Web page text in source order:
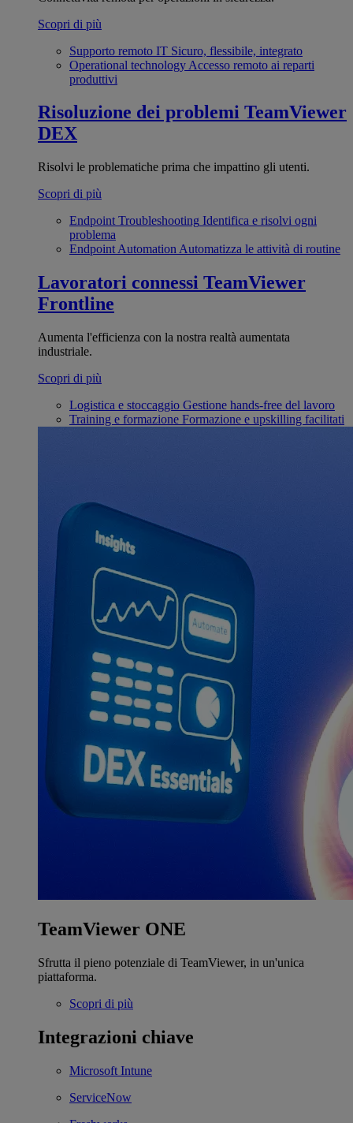
Scopri di più
Supporto remoto IT Sicuro, flessibile, integrato
Operational technology Accesso remoto ai reparti
produttivi
Risoluzione dei problemi TeamViewer
DEX
Risolvi le problematiche prima che impattino gli utenti.
Scopri di più
Endpoint Troubleshooting Identifica e risolvi ogni
problema
Endpoint Automation Automatizza le attività di routine
Lavoratori connessi TeamViewer
Frontline
Aumenta l'efficienza con la nostra realtà aumentata
industriale.
Scopri di più
Logistica e stoccaggio Gestione hands-free del lavoro
Training e formazione Formazione e upskilling facilitati
TeamViewer ONE
Sfrutta il pieno potenziale di TeamViewer, in un'unica
piattaforma.
Scopri di più
Integrazioni chiave
Microsoft Intune
ServiceNow